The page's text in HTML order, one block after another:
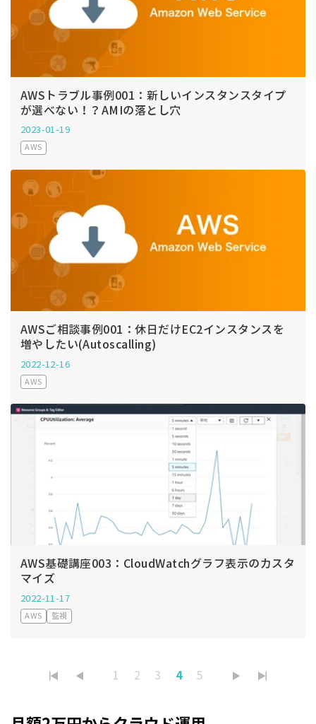
AWSトラブル事例001：新しいインスタンスタイプ
が選べない！？AMIの落とし穴
2023-01-19
AWS
AWSご相談事例001：休日だけEC2インスタンスを
増やしたい(Autoscalling)
2022-12-16
AWS
AWS基礎講座003：CloudWatchグラフ表示のカスタ
マイズ
2022-11-17
AWS 監視
1 2 3 4 5